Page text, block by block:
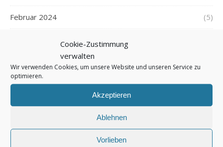
Cookie-Zustimmung
verwalten
Wir verwenden Cookies, um unsere Website und unseren Service zu
optimieren.
Akzeptieren
Ablehnen
Vorlieben
Februar 2024 (5)
Dezember 2023
November 2023 (5)
Oktober 2023 (6)
September 2023 (5)